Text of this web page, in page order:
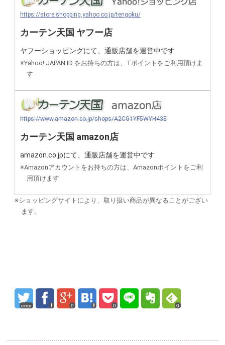
https://store.shopping.yahoo.co.jp/tengoku/
カーテン天国 ヤフー店
ヤフーショッピングにて、通販店舗を運営中です
※Yahoo! JAPAN ID をお持ちの方は、Tポイントをご利用頂けま
す
https://www.amazon.co.jp/shops/A2CG1YF5WYH43E
カーテン天国 amazon店
amazon.co.jpにて、通販店舗を運営中です
※Amazonアカウントをお持ちの方は、Amazonポイントをご利
用頂けます
※ショッピングサイトにより、取り扱い商品が異なることがござい
ます。
error 0 0 0